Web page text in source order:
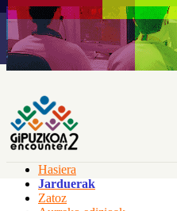
Hasiera
Jarduerak
Zatoz